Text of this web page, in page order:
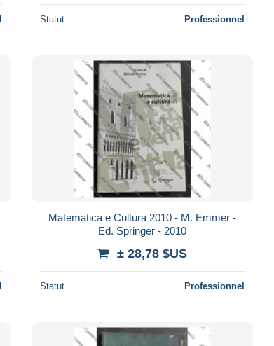
Statut Professionnel
Matematica e Cultura 2010 - M. Emmer -
Ed. Springer - 2010
± 28,78 $US
Statut Professionnel